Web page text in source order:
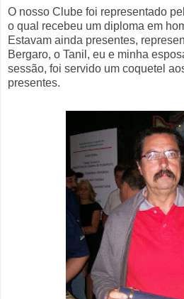
O nosso Clube foi representado
o qual recebeu um diploma em
Estavam ainda presentes,
Bergaro, o Tanil, eu e minha
sessão, foi servido um coquetel
presentes.